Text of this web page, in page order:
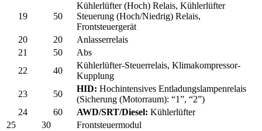
19 50
Kühlerlüfter (Hoch) Relais, Kühlerlüfter
Steuerung (Hoch/Niedrig) Relais,
Frontsteuergerät
20
20
Anlasserrelais
21
50
Abs
22
40
Kühlerlüfter-Steuerrelais, Klimakompressor-
Kupplung
23
50
HID: Hochintensives Entladungslampenrelais
(Sicherung (Motorraum): “1”, “2”)
24
60 AWD/SRT/Diesel: Kühlerlüfter
25
30
Frontsteuermodul